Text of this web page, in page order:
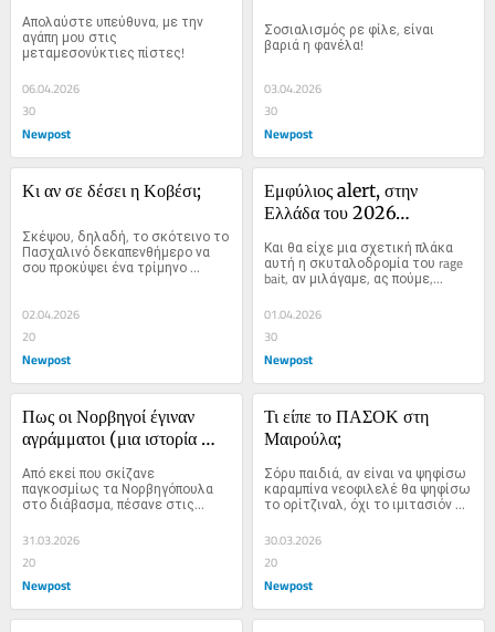
Απολαύστε υπεύθυνα, με την
αγάπη μου στις
μεταμεσονύκτιες πίστες!
06.04.2026
30
Newpost
Σοσιαλισμός ρε φίλε, είναι
βαριά η φανέλα!
03.04.2026
30
Newpost
Κι αν σε δέσει η Κοβέσι;
Σκέψου, δηλαδή, το σκότεινο το
Πασχαλινό δεκαπενθήμερο να
σου προκύψει ένα τρίμηνο
καλοκαιρινό διακοπές στη
02.04.2026
20
Newpost
Εμφύλιος alert, στην
Ελλάδα του 2026…
Και θα είχε μια σχετική πλάκα
αυτή η σκυταλοδρομία του rage
bait, αν μιλάγαμε, ας πούμε,...
01.04.2026
30
Newpost
Πως οι Νορβηγοί έγιναν
αγράμματοι (μια ιστορία
Από εκεί που σκίζανε
παγκοσμίως τα Νορβηγόπουλα
στο διάβασμα, πέσανε στις...
31.03.2026
20
Newpost
Τι είπε το ΠΑΣΟΚ στη
Μαιρούλα;
Σόρυ παιδιά, αν είναι να ψηφίσω
καραμπίνα νεοφιλελέ θα ψηφίσω
το ορίτζιναλ, όχι το ιμιτασιόν
απ’ το Temu!
30.03.2026
20
Newpost